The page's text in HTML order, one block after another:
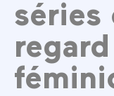
séries